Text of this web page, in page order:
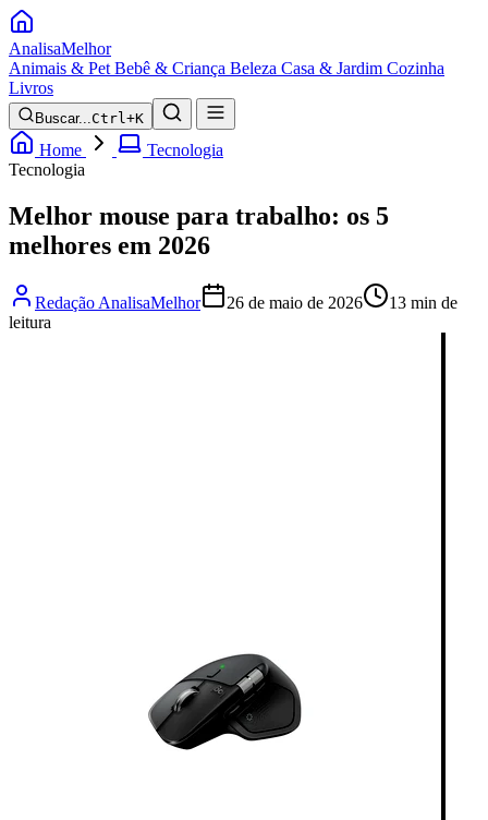
AnalisaMelhor
Animais & Pet Bebê & Criança Beleza Casa & Jardim Cozinha
Livros
Buscar...Ctrl+K
Home
Tecnologia
Tecnologia
Melhor mouse para trabalho: os 5
melhores em 2026
Redação AnalisaMelhor 26 de maio de 2026
13 min de
leitura